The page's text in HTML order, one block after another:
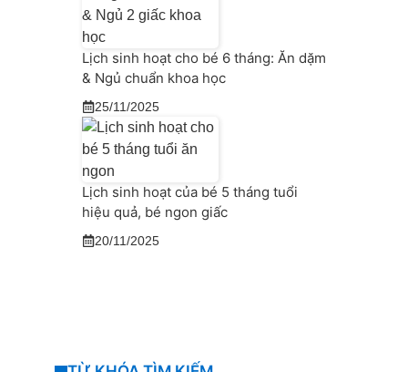
Lịch sinh hoạt cho bé 6 tháng: Ăn dặm
& Ngủ chuẩn khoa học
25/11/2025
Lịch sinh hoạt của bé 5 tháng tuổi
hiệu quả, bé ngon giấc
20/11/2025